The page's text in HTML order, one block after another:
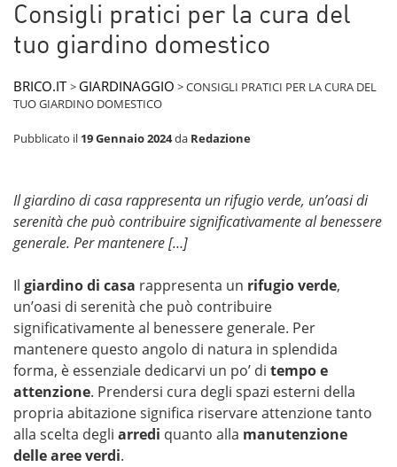
Consigli pratici per la cura del
tuo giardino domestico
BRICO.IT > GIARDINAGGIO >CONSIGLI PRATICI PER LA CURA DEL
TUO GIARDINO DOMESTICO
Pubblicato il 19 Gennaio 2024da Redazione
Il giardino di casa rappresenta un rifugio verde, un’oasi di
serenità che può contribuire significativamente al benessere
generale. Per mantenere […]
Il giardino di casa rappresenta un rifugio verde,
un’oasi di serenità che può contribuire
significativamente al benessere generale. Per
mantenere questo angolo di natura in splendida
forma, è essenziale dedicarvi un po’ di tempo e
attenzione. Prendersi cura degli spazi esterni della
propria abitazione significa riservare attenzione tanto
alla scelta degli arredi quanto alla manutenzione
delle aree verdi.